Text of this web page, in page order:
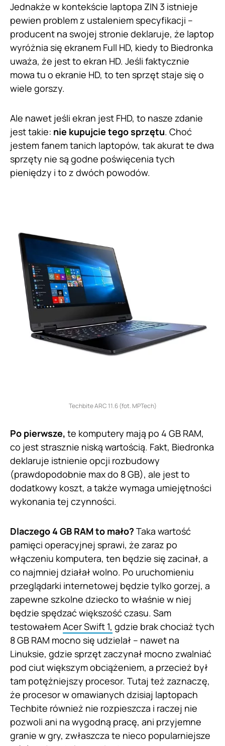
Jednakże w kontekście laptopa ZIN 3 istnieje
pewien problem z ustaleniem specyfikacji –
producent na swojej stronie deklaruje, że laptop
wyróżnia się ekranem Full HD, kiedy to Biedronka
uważa, że jest to ekran HD. Jeśli faktycznie
mowa tu o ekranie HD, to ten sprzęt staje się o
wiele gorszy.
Ale nawet jeśli ekran jest FHD, to nasze zdanie
jest takie: nie kupujcie tego sprzętu. Choć
jestem fanem tanich laptopów, tak akurat te dwa
sprzęty nie są godne poświęcenia tych
pieniędzy i to z dwóch powodów.
Techbite ARC 11.6 (fot. MPTech)
Po pierwsze, te komputery mają po 4 GB RAM,
co jest strasznie niską wartością. Fakt, Biedronka
deklaruje istnienie opcji rozbudowy
(prawdopodobnie max do 8 GB), ale jest to
dodatkowy koszt, a także wymaga umiejętności
wykonania tej czynności.
Dlaczego 4 GB RAM to mało? Taka wartość
pamięci operacyjnej sprawi, że zaraz po
włączeniu komputera, ten będzie się zacinał, a
co najmniej działał wolno. Po uruchomieniu
przeglądarki internetowej będzie tylko gorzej, a
zapewne szkolne dziecko to właśnie w niej
będzie spędzać większość czasu. Sam
testowałemAcer Swift 1, gdzie brak chociaż tych
8 GB RAM mocno się udzielał – nawet na
Linuksie, gdzie sprzęt zaczynał mocno zwalniać
pod ciut większym obciążeniem, a przecież był
tam potężniejszy procesor. Tutaj też zaznaczę,
że procesor w omawianych dzisiaj laptopach
Techbite również nie rozpieszcza i raczej nie
pozwoli ani na wygodną pracę, ani przyjemne
granie w gry, zwłaszcza te nieco popularniejsze